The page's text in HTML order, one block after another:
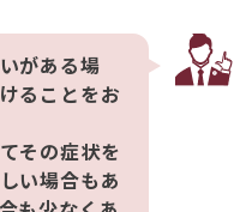
がある場
ることをお
その症状を
い場合もあ